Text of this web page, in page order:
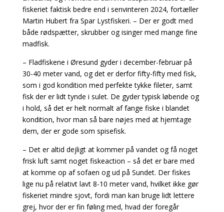
fiskeriet faktisk bedre end i senvinteren 2024, fortæller
Martin Hubert fra Spar Lystfiskeri. – Der er godt med
både rødspætter, skrubber og isinger med mange fine
madfisk.
– Fladfiskene i Øresund gyder i december-februar på
30-40 meter vand, og det er derfor fifty-fifty med fisk,
som i god kondition med perfekte tykke fileter, samt
fisk der er lidt tynde i sulet. De gyder typisk løbende og
i hold, så det er helt normalt af fange fiske i blandet
kondition, hvor man så bare nøjes med at hjemtage
dem, der er gode som spisefisk.
– Det er altid dejligt at kommer på vandet og få noget
frisk luft samt noget fiskeaction – så det er bare med
at komme op af sofaen og ud på Sundet. Der fiskes
lige nu på relativt lavt 8-10 meter vand, hvilket ikke gør
fiskeriet mindre sjovt, fordi man kan bruge lidt lettere
grej, hvor der er fin føling med, hvad der foregår